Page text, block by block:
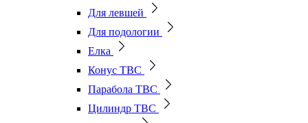
Для левшей
Для подологии
Елка
Конус ТВС
Парабола ТВС
Цилиндр ТВС